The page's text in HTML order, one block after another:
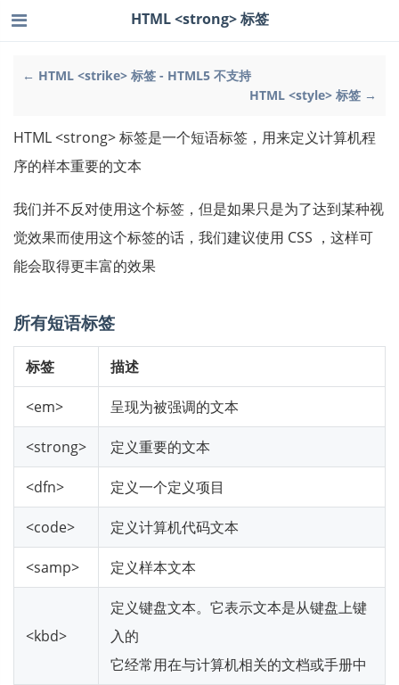
← HTML <strike> 标签 - HTML5 不支持
HTML <style> 标签 →
HTML <strong> 标签
HTML <strong> 标签是一个短语标签，用来定义计算机程
序的样本重要的文本
我们并不反对使用这个标签，但是如果只是为了达到某种视
觉效果而使用这个标签的话，我们建议使用 CSS ，这样可
能会取得更丰富的效果
所有短语标签
标签 描述
<em> 呈现为被强调的文本
<strong> 定义重要的文本
<dfn> 定义一个定义项目
<code> 定义计算机代码文本
<samp> 定义样本文本
<kbd>
定义键盘文本。它表示文本是从键盘上键
入的
它经常用在与计算机相关的文档或手册中